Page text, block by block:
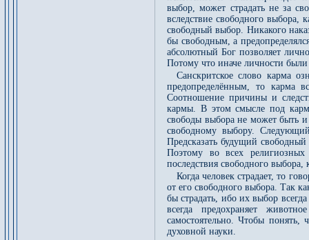
выбор, может страдать не за
вследствие свободного выбора,
свободный выбор. Никакого
бы свободным, а
абсолютный Бог позволяет
Потому что иначе личности
Санскритское слово карма
предопределённым, то карма
Соотношение причины и
кармы. В этом смысле под
свободы выбора не может быть
свободному выбору.
Предсказать будущий
Поэтому во всех
последствия свободного
Когда человек страдает, то
от его свободного выбора. Так
бы страдать, ибо их выбор
всегда предохраняет
самостоятельно. Чтобы
духовной науки.